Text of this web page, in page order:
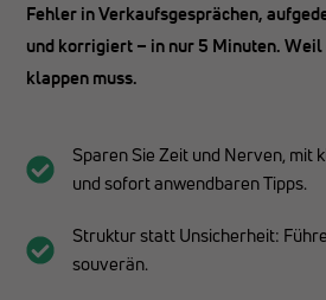
Fehler in Verkaufsgesprächen,
und korrigiert – in nur 5 Minuten.
klappen muss.
Sparen Sie Zeit und Nerven, mit
und sofort anwendbaren Tipps.
Struktur statt Unsicherheit:
souverän.